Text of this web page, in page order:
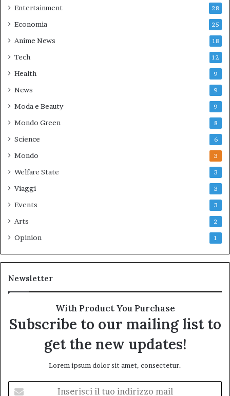
Entertainment 28
Economia 25
Anime News 18
Tech 12
Health 9
News 9
Moda e Beauty 9
Mondo Green 8
Science 6
Mondo 3
Welfare State 3
Viaggi 3
Events 3
Arts 2
Opinion 1
Newsletter
With Product You Purchase
Subscribe to our mailing list to
get the new updates!
Lorem ipsum dolor sit amet, consectetur.